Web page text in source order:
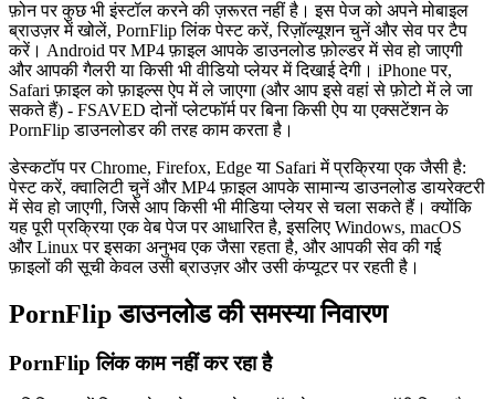
फ़ोन पर कुछ भी इंस्टॉल करने की ज़रूरत नहीं है। इस पेज को अपने मोबाइल
ब्राउज़र में खोलें, PornFlip लिंक पेस्ट करें, रिज़ॉल्यूशन चुनें और सेव पर टैप
करें। Android पर MP4 फ़ाइल आपके डाउनलोड फ़ोल्डर में सेव हो जाएगी
और आपकी गैलरी या किसी भी वीडियो प्लेयर में दिखाई देगी। iPhone पर,
Safari फ़ाइल को फ़ाइल्स ऐप में ले जाएगा (और आप इसे वहां से फ़ोटो में ले जा
सकते हैं) - FSAVED दोनों प्लेटफॉर्म पर बिना किसी ऐप या एक्सटेंशन के
PornFlip डाउनलोडर की तरह काम करता है।
डेस्कटॉप पर Chrome, Firefox, Edge या Safari में प्रक्रिया एक जैसी है:
पेस्ट करें, क्वालिटी चुनें और MP4 फ़ाइल आपके सामान्य डाउनलोड डायरेक्टरी
में सेव हो जाएगी, जिसे आप किसी भी मीडिया प्लेयर से चला सकते हैं। क्योंकि
यह पूरी प्रक्रिया एक वेब पेज पर आधारित है, इसलिए Windows, macOS
और Linux पर इसका अनुभव एक जैसा रहता है, और आपकी सेव की गई
फ़ाइलों की सूची केवल उसी ब्राउज़र और उसी कंप्यूटर पर रहती है।
PornFlip डाउनलोड की समस्या निवारण
PornFlip लिंक काम नहीं कर रहा है